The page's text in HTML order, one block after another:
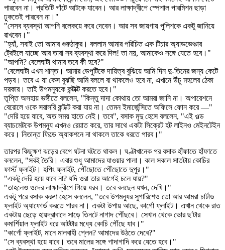
পারবেন না। প্রতিটি গাঁটে আটকে যাবেন। আর লাক্ষাদ্বীপে স্পেশাল পারমিশন ছাড়া
ঢুকতেই পারবেন না।"
"সেসব ব্যবস্থা আপনি বলেকয়ে করে দেবেন। আর সব জায়গায় পুলিশকে একটু জানিয়ে
রাখবেন।"
"হ্যাঁ, সবাই তো আমার গুরুঠাকুর। বললাম আমার পরিচিত এক টিচার অ্যাডভেঞ্চার
ট্রেইলে যাচ্ছে আর তারা সব ব্যবস্থা করে দিল! তা নয়, আমাকেও সঙ্গে যেতে হবে।"
"আপনি? বেলেঘাটা থানার তবে কী হবে?"
"বেলেঘাটা এখন শান্ত। আমার ডেপুটিকে দায়িত্ব বুঝিয়ে আমি দিন দু-তিনের জন্য কেটে
পড়ব। তবে এ যা কেস বুঝছি আমি বললে বা থাকলেও হবে না, এখানে উঁচু মহলের ঠেকা
দরকার। তাই উপমন্যুকে কন্টাক্ট করতে হবে।"
তৃপ্তি অসহায় ভঙ্গীতে বললেন, "কিন্তু দাদা কোথায় তো আমরা জানি না। অপারেশনে
বেরোলে ওকে সরাসরি কন্টাক্ট করা যায় না। তেমন ইমার্জেন্সিতে অফিসে ফোন করে —"
"দেরি হয়ে যাবে, অত সময় হাতে নেই। তবে", বসাক মৃদু হেসে বললেন, "এই ওল্ড
ব্যাচমেটকে উপমন্যু এখনও রেয়াত করে, তার সাথে একটা সিক্রেট হট লাইনও মেইনটেইন
করে। নিতান্ত ফিল্ডে অ্যাকশনে না থাকলে তাকে ধরতে পারব।"
তারপর কিছুক্ষণ ঝড়ের বেগে ঘটনা ঘটতে থাকল। ঘণ্টাখানেক পর বসাক হাঁফাতে হাঁফাতে
বললেন, "সবই তৈরি। এবার শুধু আমাদের যাওয়ার পালা। কাল সকাল সাতটায় কোচির
ফার্স্ট ফ্লাইট। হপিং ফ্লাইট, পৌঁছোতে পৌঁছোতে দুপুর।"
"একটু দেরি হয়ে যাবে না? যদি ওরা তার আগেই চলে যায়?"
"তাহলেও ওদের লাক্ষাদ্বীপে গিয়ে ধরব। তবে বলছেন যখন, দেখি।"
একটু পরে বসাক করুণ হেসে বললেন, "তবে উপমন্যুর সুপারিশেও তো আর আমরা চার্টাড
ফ্লাইট অ্যাফোর্ড করতে পারব না। একটা উপায় আছে, কার্গো ফ্লাইট। এখান থেকে রাত
একটায় ছেড়ে হায়দ্রাবাদে সাড়ে তিনটে নাগাদ পৌঁছবে। সেখান থেকে ভোর ছ'টার
কমার্শিয়াল ফ্লাইট ধরে আটটার মধ্যে কোচি পৌঁছে যাব।"
"কার্গো ফ্লাইট, মানে মালবাহী প্লেন? আমাদের উঠতে দেবে?"
"সে ব্যবস্থা হয়ে যাবে। তবে মালের সঙ্গে গাদাগাদি করে যেতে হবে।"